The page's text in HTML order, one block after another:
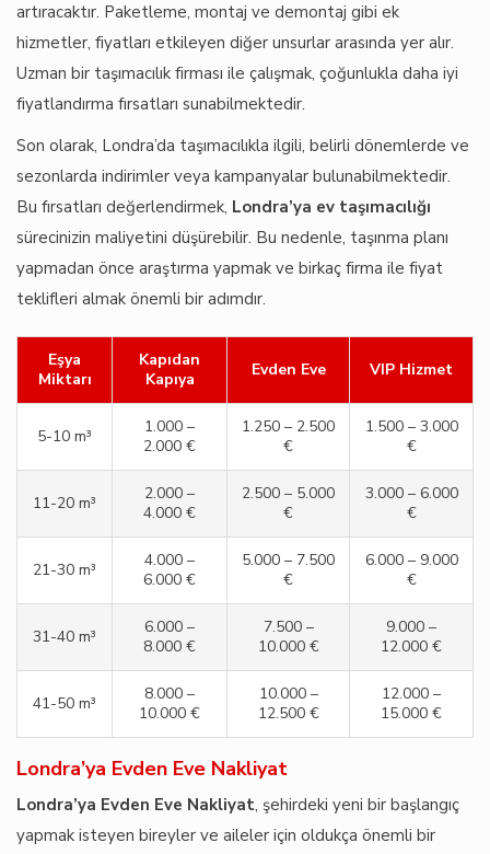
artıracaktır. Paketleme, montaj ve demontaj gibi ek
hizmetler, fiyatları etkileyen diğer unsurlar arasında yer alır.
Uzman bir taşımacılık firması ile çalışmak, çoğunlukla daha iyi
fiyatlandırma fırsatları sunabilmektedir.
Son olarak, Londra’da taşımacılıkla ilgili, belirli dönemlerde ve
sezonlarda indirimler veya kampanyalar bulunabilmektedir.
Bu fırsatları değerlendirmek, Londra’ya ev taşımacılığı
sürecinizin maliyetini düşürebilir. Bu nedenle, taşınma planı
yapmadan önce araştırma yapmak ve birkaç firma ile fiyat
teklifleri almak önemli bir adımdır.
Eşya
Miktarı
Kapıdan
Kapıya
Evden Eve VIP Hizmet
5-10 m³
1.000 –
2.000 €
1.250 – 2.500
€
1.500 – 3.000
€
11-20 m³
2.000 –
4.000 €
2.500 – 5.000
€
3.000 – 6.000
€
21-30 m³
4.000 –
6.000 €
5.000 – 7.500
€
6.000 – 9.000
€
31-40 m³
6.000 –
8.000 €
7.500 –
10.000 €
9.000 –
12.000 €
41-50 m³
8.000 –
10.000 €
10.000 –
12.500 €
12.000 –
15.000 €
Londra’ya Evden Eve Nakliyat
Londra’ya Evden Eve Nakliyat, şehirdeki yeni bir başlangıç
yapmak isteyen bireyler ve aileler için oldukça önemli bir